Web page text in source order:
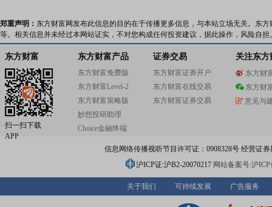
郑重声明： 东方财富网发布此信息的目的在于传播更多信息，与本站立场无关。东
等。相关信息并未经过本网站证实，不对您构成任何投资建议，据此操作，风险自担